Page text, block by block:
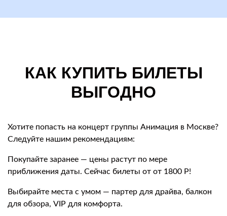
КАК КУПИТЬ БИЛЕТЫ
ВЫГОДНО
Хотите попасть на концерт группы Анимация в Москве?
Следуйте нашим рекомендациям:
Покупайте заранее — цены растут по мере
приближения даты. Сейчас билеты от от 1800 Р!
Выбирайте места с умом — партер для драйва, балкон
для обзора, VIP для комфорта.